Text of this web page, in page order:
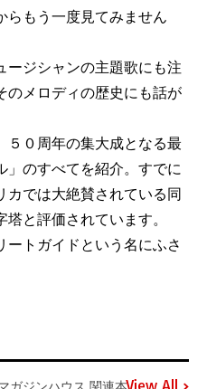
らもう一度見てみません
ージシャンの主題歌にも注
のメロディの歴史にも話が
５０周年の集大成となる最
」のすべてを紹介。すでに
カでは大絶賛されている同
と評価されています。
ートガイドという名にふさ